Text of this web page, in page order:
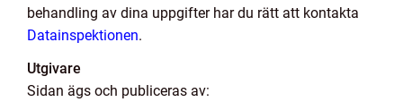
behandling av dina uppgifter har du rätt att kontakta
Datainspektionen.
Utgivare
Sidan ägs och publiceras av: